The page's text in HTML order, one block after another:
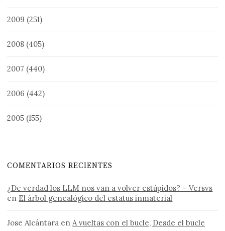
2009 (251)
2008 (405)
2007 (440)
2006 (442)
2005 (155)
COMENTARIOS RECIENTES
¿De verdad los LLM nos van a volver estúpidos? – Versvs
en El árbol genealógico del estatus inmaterial
Jose Alcántara enA vueltas con el bucle, Desde el bucle